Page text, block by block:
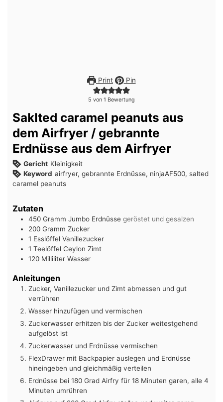
Print Pin
5 von 1 Bewertung
Saklted caramel peanuts aus
dem Airfryer / gebrannte
Erdnüsse aus dem Airfryer
Gericht Kleinigkeit
Keyword airfryer, gebrannte Erdnüsse, ninjaAF500, salted
caramel peanuts
Zutaten
450 Gramm Jumbo Erdnüsse geröstet und gesalzen
200 Gramm Zucker
1 Esslöffel Vanillezucker
1 Teelöffel Ceylon Zimt
120 Milliliter Wasser
Anleitungen
Zucker, Vanillezucker und Zimt abmessen und gut
verrühren
Wasser hinzufügen und vermischen
Zuckerwasser erhitzen bis der Zucker weitestgehend
aufgelöst ist
Zuckerwasser und Erdnüsse vermischen
FlexDrawer mit Backpapier auslegen und Erdnüsse
hineingeben und gleichmäßig verteilen
Erdnüsse bei 180 Grad Airfry für 18 Minuten garen, alle 4
Minuten umrühren